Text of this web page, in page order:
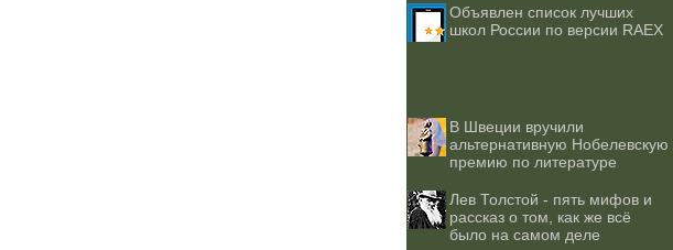
Объявлен список лучших
школ России по версии RAEX
В Швеции вручили
альтернативную Нобелевскую
премию по литературе
Лев Толстой - пять мифов и
рассказ о том, как же всё
было на самом деле